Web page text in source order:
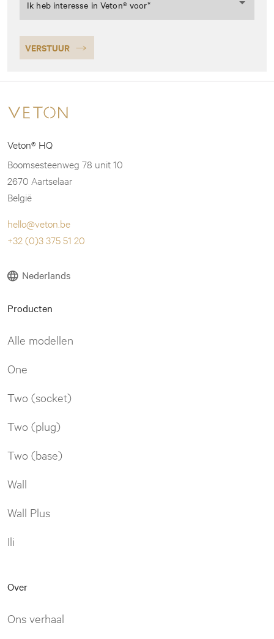
Ik heb interesse in Veton® voor
Veton® HQ
Boomsesteenweg 78 unit 10
2670 Aartselaar
België
hello@veton.be
+32 (0)3 375 51 20
Nederlands
Producten
Alle modellen
One
Two (socket)
Two (plug)
Two (base)
Wall
Wall Plus
Ili
Over
Ons verhaal